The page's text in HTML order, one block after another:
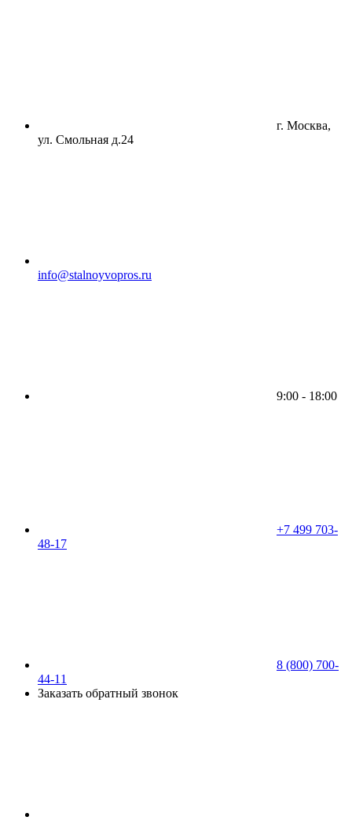
г. Москва,
ул. Смольная д.24
info@stalnoyvopros.ru
9:00 - 18:00
+7 499 703-
48-17
8 (800) 700-
44-11
Заказать обратный звонок